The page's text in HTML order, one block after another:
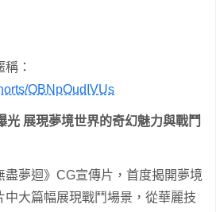
：
OBNpOudIVUs
光 展現夢境世界的奇幻魅力與戰鬥
盡夢迴》CG宣傳片，首度揭開夢境
中大篇幅展現戰鬥場景，從華麗技